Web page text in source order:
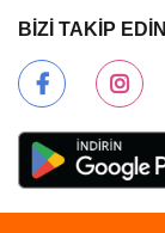
BİZİ TAKİP EDİN